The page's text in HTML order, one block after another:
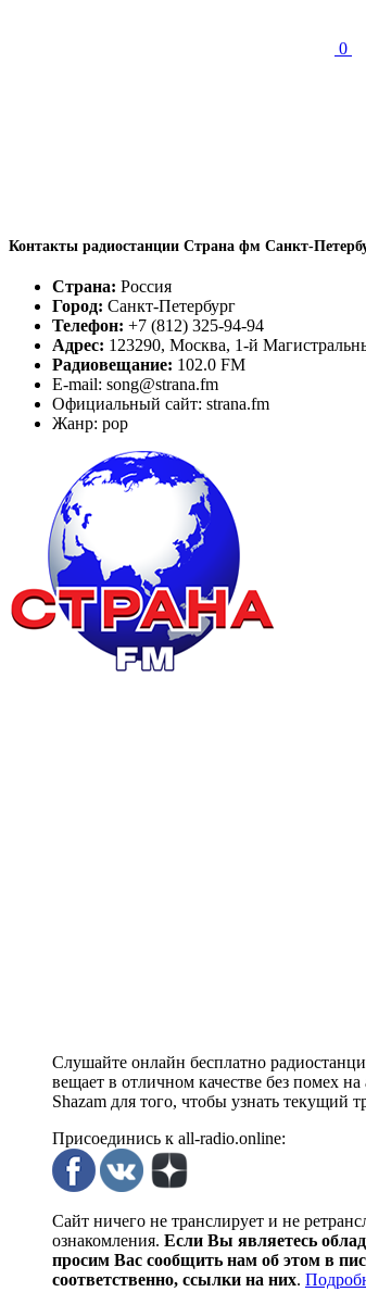
0
Контакты радиостанции Страна фм Санкт-
Страна: Россия
Город: Санкт-Петербург
Телефон: +7 (812) 325-94-94
Адрес: 123290, Москва, 1-й
Радиовещание: 102.0 FM
E-mail: song@strana.fm
Официальный сайт: strana.fm
Жанр: pop
Слушайте онлайн бесплатно
вещает в отличном качестве без помех
Shazam для того, чтобы узнать текущий
Присоединись к all-radio.online:
Сайт ничего не транслирует и не
ознакомления. Если Вы являетесь
просим Вас сообщить нам об этом в
соответственно, ссылки на них.